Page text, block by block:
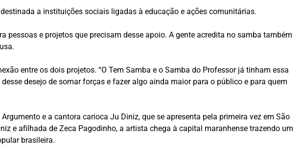
a instituições sociais ligadas à educação e ações comunitárias.
pessoas e projetos que precisam desse apoio. A gente acredita no samba também
entre os dois projetos. “O Tem Samba e o Samba do Professor já tinham essa
desejo de somar forças e fazer algo ainda maior para o público e para quem
e a cantora carioca Ju Diniz, que se apresenta pela primeira vez em São
e afilhada de Zeca Pagodinho, a artista chega à capital maranhense trazendo um
brasileira.